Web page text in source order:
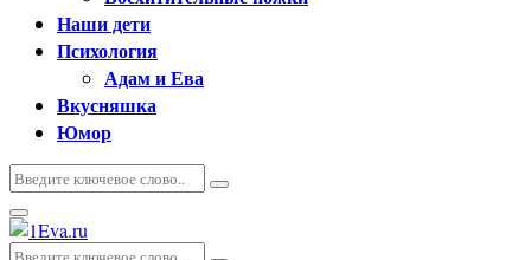
Наши дети
Психология
Адам и Ева
Вкусняшка
Юмор
Искать:
Поиск
Основное
меню
Искать: